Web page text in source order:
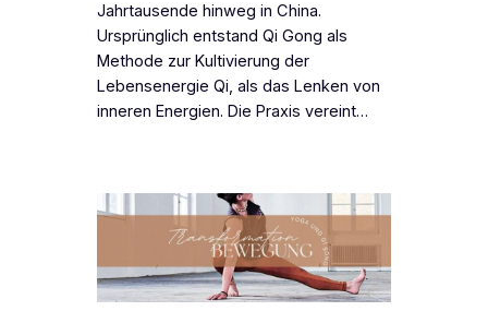
Jahrtausende hinweg in China.
Ursprünglich entstand Qi Gong als
Methode zur Kultivierung der
Lebensenergie Qi, als das Lenken von
inneren Energien. Die Praxis vereint…